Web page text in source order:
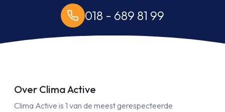
018 - 689 81 99
Over Clima Active
Clima Active is 1 van de meest gerespecteerde